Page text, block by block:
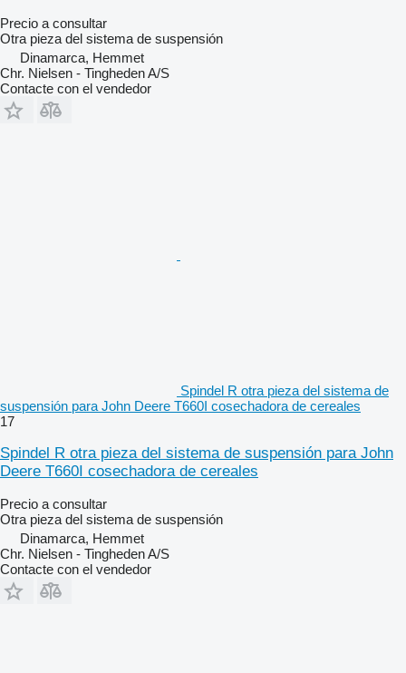
Precio a consultar
Otra pieza del sistema de suspensión
Dinamarca, Hemmet
Chr. Nielsen - Tingheden A/S
Contacte con el vendedor
Spindel R otra pieza del sistema de
suspensión para John Deere T660I cosechadora de cereales
17
Spindel R otra pieza del sistema de suspensión para John
Deere T660I cosechadora de cereales
Precio a consultar
Otra pieza del sistema de suspensión
Dinamarca, Hemmet
Chr. Nielsen - Tingheden A/S
Contacte con el vendedor